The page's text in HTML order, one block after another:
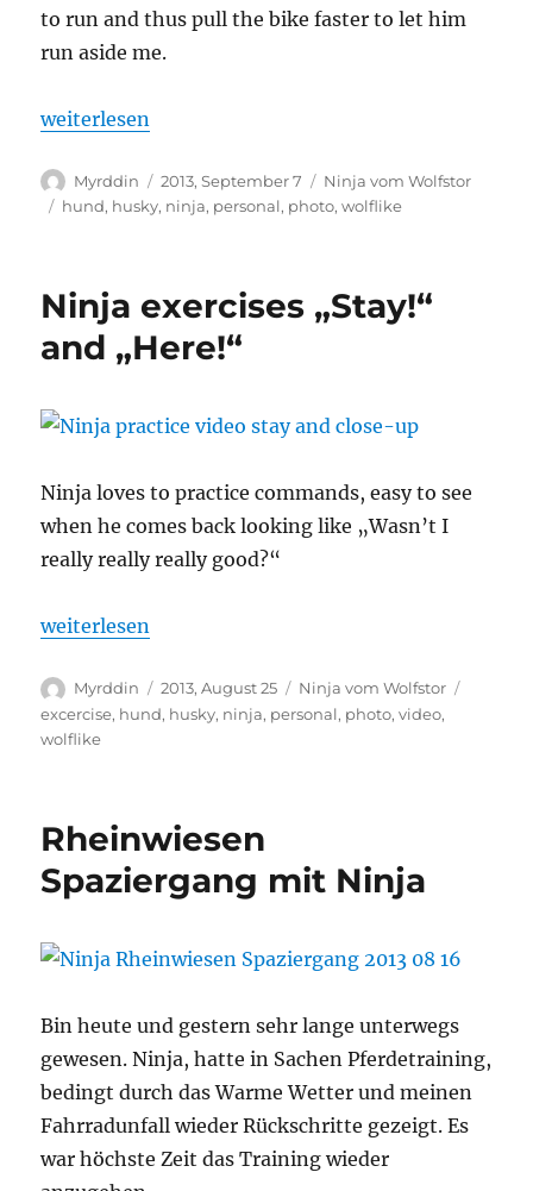
to run and thus pull the bike faster to let him
run aside me.
„Just playing around“
weiterlesen
Autor
Myrddin
Veröffentlicht
am
2013, September 7 Kategorien
Ninja vom Wolfstor
Schlagwörter
hund, husky, ninja, personal, photo,wolflike
Ninja exercises „Stay!“
and „Here!“
Ninja loves to practice commands, easy to see
when he comes back looking like „Wasn’t I
really really really good?“
„Ninja exercises „Stay!“ and „Here!““
weiterlesen
Autor
Myrddin
Veröffentlicht
am
2013, August 25 Kategorien
Ninja vom Wolfstor
excercise, hund, husky, ninja, personal, photo,video,
wolflike
Rheinwiesen
Spaziergang mit Ninja
Bin heute und gestern sehr lange unterwegs
gewesen. Ninja, hatte in Sachen Pferdetraining,
bedingt durch das Warme Wetter und meinen
Fahrradunfall wieder Rückschritte gezeigt. Es
war höchste Zeit das Training wieder